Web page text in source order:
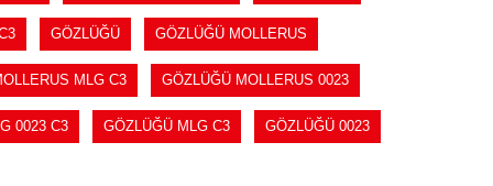
GÖZLÜĞÜ GÖZLÜĞÜ MOLLERUS
MLG C3 GÖZLÜĞÜ MOLLERUS 0023
0023 C3 GÖZLÜĞÜ MLG C3 GÖZLÜĞÜ 0023